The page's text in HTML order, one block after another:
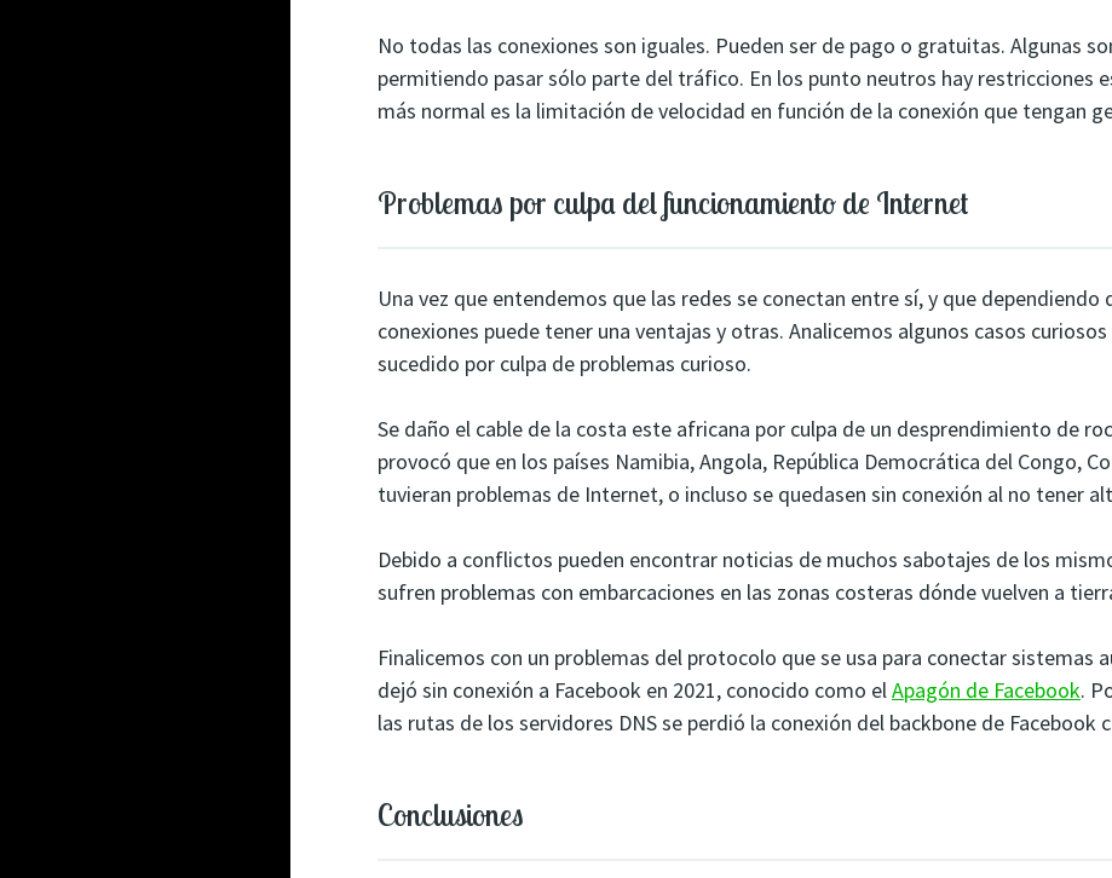
No todas las conexiones son iguales. Pueden ser de pago o gratuitas. Algunas
permitiendo pasar sólo parte del tráfico. En los punto neutros hay restricciones
más normal es la limitación de velocidad en función de la conexión que tengan
Problemas por culpa del funcionamiento de Internet
Una vez que entendemos que las redes se conectan entre sí, y que dependiendo
conexiones puede tener una ventajas y otras. Analicemos algunos casos curiosos
sucedido por culpa de problemas curioso.
Se daño el cable de la costa este africana por culpa de un desprendimiento de
provocó que en los países Namibia, Angola, República Democrática del Congo,
tuvieran problemas de Internet, o incluso se quedasen sin conexión al no tener
Debido a conflictos pueden encontrar noticias de muchos sabotajes de los
sufren problemas con embarcaciones en las zonas costeras dónde vuelven a
Finalicemos con un problemas del protocolo que se usa para conectar sistemas
dejó sin conexión a Facebook en 2021, conocido como elApagón de Facebook.
las rutas de los servidores DNS se perdió la conexión del backbone de Facebook
Conclusiones